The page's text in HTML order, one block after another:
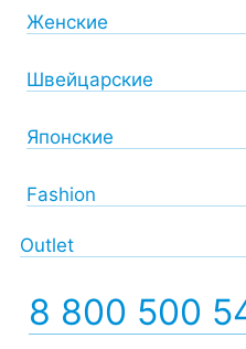
Женские
Швейцарские
Японские
Fashion
Outlet
8 800 500